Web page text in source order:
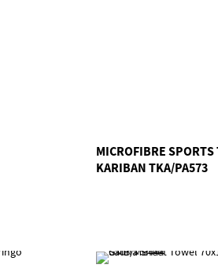
MICROFIBRE SPORTS
KARIBAN TKA/PA573